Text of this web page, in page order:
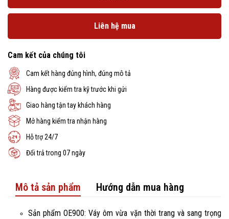
Liên hệ mua
Cam kết của chúng tôi
Cam kết hàng đúng hình, đúng mô tả
Hàng được kiểm tra kỹ trước khi gửi
Giao hàng tận tay khách hàng
Mở hàng kiểm tra nhận hàng
Hỗ trợ 24/7
Đổi trả trong 07 ngày
Mô tả sản phẩm Hướng dẫn mua hàng
Sản phẩm OE900: Váy ôm vừa vặn thời trang và sang trọng